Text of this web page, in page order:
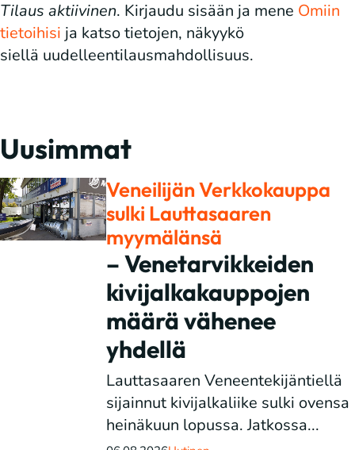
Tilaus aktiivinen. Kirjaudu sisään ja mene Omiin
tietoihisi ja katso tietojen, näkyykö
siellä uudelleentilausmahdollisuus.
Uusimmat
Veneilijän Verkkokauppa
sulki Lauttasaaren
myymälänsä
– Venetarvikkeiden
kivijalkakauppojen
määrä vähenee
yhdellä
Lauttasaaren Veneentekijäntiellä
sijainnut kivijalkaliike sulki ovensa
heinäkuun lopussa. Jatkossa...